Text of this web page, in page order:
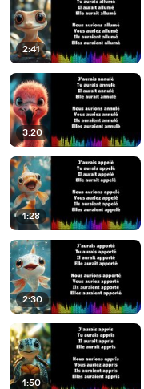
2:41
3:20
1:28
2:30
1:50